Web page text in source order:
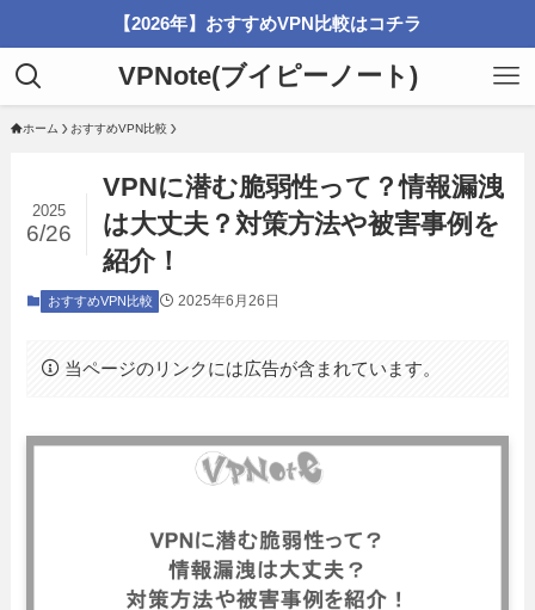
【2026年】おすすめVPN比較はコチラ
VPNote(ブイピーノート)
ホーム おすすめVPN比較
VPNに潜む脆弱性って？情報漏洩
は大丈夫？対策方法や被害事例を
紹介！
2025
6/26
おすすめVPN比較 2025年6月26日
当ページのリンクには広告が含まれています。